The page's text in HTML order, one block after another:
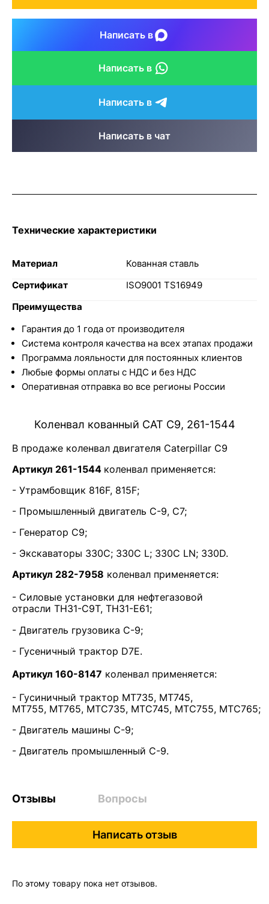
Написать в
Написать в
Написать в
Написать в чат
Технические характеристики
Материал
Кованная ставль
Сертификат
ISO9001 TS16949
Преимущества
Гарантия до 1 года от производителя
Система контроля качества на всех этапах продажи
Программа лояльности для постоянных клиентов
Любые формы оплаты с НДС и без НДС
Оперативная отправка во все регионы России
Коленвал кованный CAT С9, 261-1544
В продаже коленвал двигателя Caterpillar С9
Артикул 261-1544 коленвал применяется:
- Утрамбовщик 816F, 815F;
- Промышленный двигатель C-9, C7;
- Генератор C9;
- Экскаваторы 330C; 330C L; 330C LN; 330D.
Артикул 282-7958 коленвал применяется:
- Силовые установки для нефтегазовой
отрасли TH31-C9T, TH31-E61;
- Двигатель грузовика C-9;
- Гусеничный трактор D7E.
Артикул 160-8147 коленвал применяется:
- Гусиничный трактор MT735, MT745,
MT755, MT765, MTC735, MTC745, MTC755, MTC765;
- Двигатель машины C-9;
- Двигатель промышленный C-9.
Отзывы Вопросы
Написать отзыв
По этому товару пока нет отзывов.